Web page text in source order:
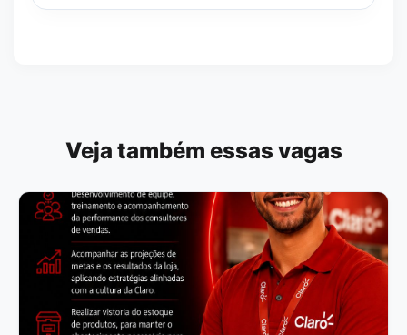
Veja também essas vagas